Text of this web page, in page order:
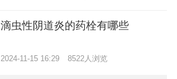
滴虫性阴道炎的药栓有哪些
2024-11-15 16:29 8522人浏览